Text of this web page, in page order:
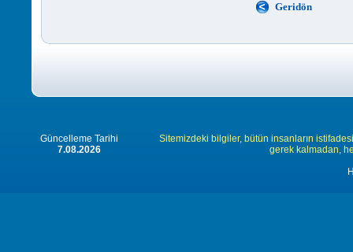
Geridön
Güncelleme Tarihi
7.08.2026
Sitemizdeki bilgiler, bütün insanların
gerek kalmadan,